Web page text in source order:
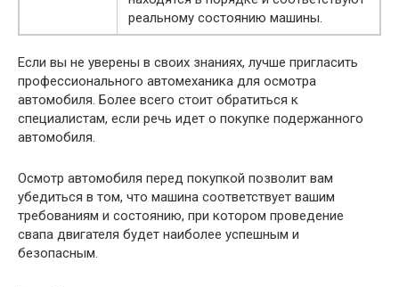
реальному состоянию машины.
Если вы не уверены в своих знаниях, лучше пригласить
профессионального автомеханика для осмотра
автомобиля. Более всего стоит обратиться к
специалистам, если речь идет о покупке подержанного
автомобиля.
Осмотр автомобиля перед покупкой позволит вам
убедиться в том, что машина соответствует вашим
требованиям и состоянию, при котором проведение
свапа двигателя будет наиболее успешным и
безопасным.